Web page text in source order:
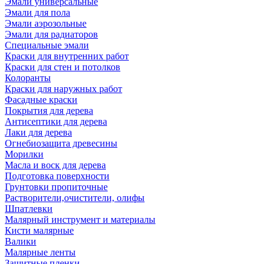
Эмали для пола
Эмали аэрозольные
Эмали для радиаторов
Специальные эмали
Краски для внутренних работ
Краски для стен и потолков
Колоранты
Краски для наружных работ
Фасадные краски
Покрытия для дерева
Антисептики для дерева
Лаки для дерева
Огнебиозащита древесины
Морилки
Масла и воск для дерева
Подготовка поверхности
Грунтовки пропиточные
Растворители,очистители, олифы
Шпатлевки
Малярный инструмент и материалы
Кисти малярные
Валики
Малярные ленты